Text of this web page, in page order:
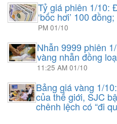
Tỷ giá phiên 1/10:
‘bốc hơi’ 100
PM 01/10
Nhẫn 9999 phiên
vàng nhẫn đồng
11:25 AM 01/10
Bảng giá vàng 1/
của thế giới, SJC
chênh lệch có “đi